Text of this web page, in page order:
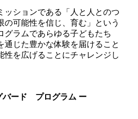
ッションである「人と人とのつ
の可能性を信じ、育む」という
グラムであらゆる子どもたち
通じた豊かな体験を届けること
性を広げることにチャレンジし
ード プログラム ー